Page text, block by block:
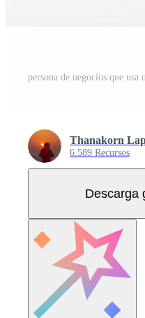
Thanakorn
6.589 Recursos
Descarga